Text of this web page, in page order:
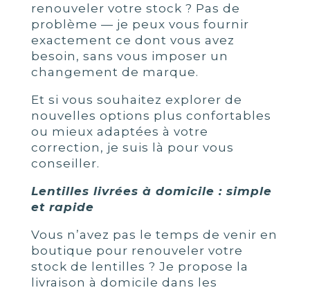
renouveler votre stock ? Pas de
problème — je peux vous fournir
exactement ce dont vous avez
besoin, sans vous imposer un
changement de marque.
Et si vous souhaitez explorer de
nouvelles options plus confortables
ou mieux adaptées à votre
correction, je suis là pour vous
conseiller.
Lentilles livrées à domicile : simple
et rapide
Vous n’avez pas le temps de venir en
boutique pour renouveler votre
stock de lentilles ? Je propose la
livraison à domicile dans les